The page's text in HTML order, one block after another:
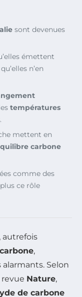
sont devenues
émettent
qu’elles n’en
températures
.
mettent en
carbone
comme des
ce rôle
, autrefois
,
Selon
Nature,
de carbone